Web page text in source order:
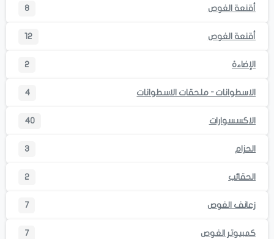
أقنعة الغوص 8
أقنعة الغوص 12
الإضاءة 2
الاسطوانات - ملحقات الاسطوانات 4
الاكسسوارات 40
الحزام 3
الحقائب 2
زعانف الغوص 7
كمبيوتر الغوص 7